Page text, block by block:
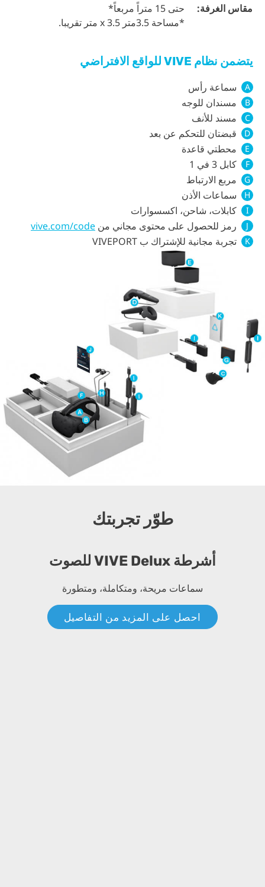
مقاس الغرفة:
حتى 15 متراً مربعاً*
*مساحة 3.5متر x 3.5 متر تقريبا.
يتضمن نظام VIVE للواقع الافتراضي
A سماعة رأس
B مسندان للوجه
C مسند للأنف
D قبضتان للتحكم عن بعد
E محطتي قاعدة
F كابل 3 في 1
G مربع الارتباط
H سماعات الأذن
I كابلات، شاحن، اكسسوارات
J رمز للحصول على محتوى مجاني من vive.com/code
K تجربة مجانية للإشتراك ب VIVEPORT
طوّر تجربتك
أشرطة VIVE Delux للصوت
سماعات مريحة، ومتكاملة، ومتطورة
احصل على المزيد من التفاصيل